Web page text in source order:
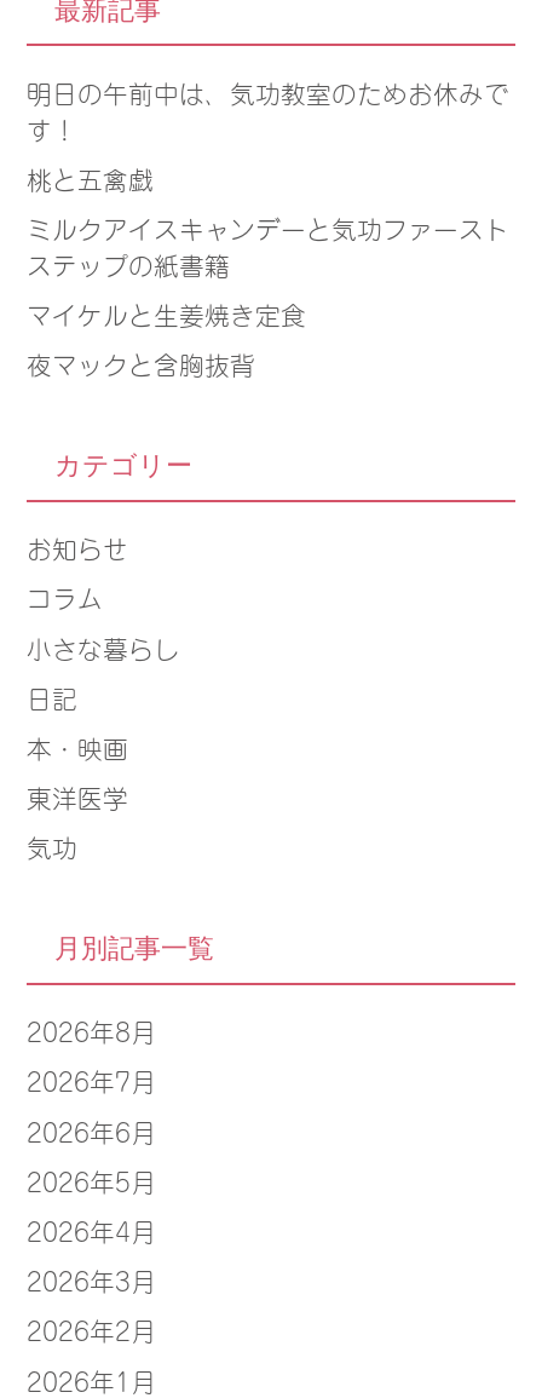
最新記事
明日の午前中は、気功教室のためお休みで
す！
桃と五禽戯
ミルクアイスキャンデーと気功ファースト
ステップの紙書籍
マイケルと生姜焼き定食
夜マックと含胸抜背
カテゴリー
お知らせ
コラム
小さな暮らし
日記
本・映画
東洋医学
気功
月別記事一覧
2026年8月
2026年7月
2026年6月
2026年5月
2026年4月
2026年3月
2026年2月
2026年1月